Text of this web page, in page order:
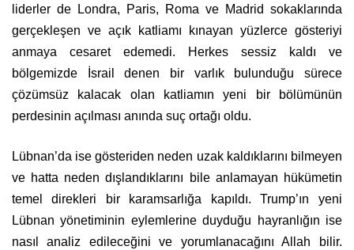
​​liderler de Londra, Paris, Roma ve Madrid sokaklarında
gerçekleşen ve açık katliamı kınayan yüzlerce gösteriyi
anmaya cesaret edemedi. Herkes sessiz kaldı ve
bölgemizde İsrail denen bir varlık bulunduğu sürece
çözümsüz kalacak olan katliamın yeni bir bölümünün
perdesinin açılması anında suç ortağı oldu.
Lübnan’da ise gösteriden neden uzak kaldıklarını bilmeyen
ve hatta neden dışlandıklarını bile anlamayan hükümetin
temel direkleri bir karamsarlığa kapıldı. Trump’ın yeni
Lübnan yönetiminin eylemlerine duyduğu hayranlığın ise
nasıl analiz edileceğini ve yorumlanacağını Allah bilir.